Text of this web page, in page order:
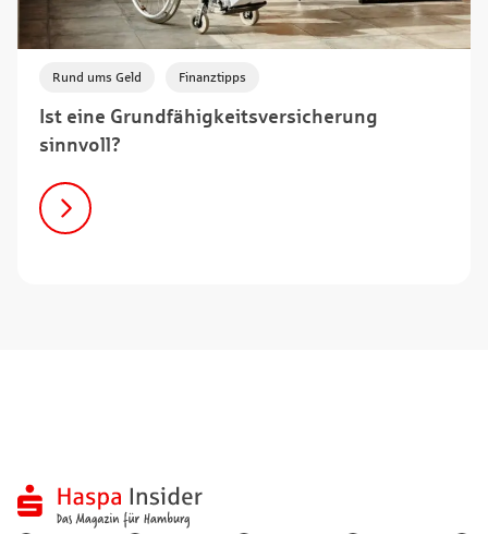
Ist eine Grundfähigkeitsversicherung
sinnvoll?
Rund ums Geld Finanztipps